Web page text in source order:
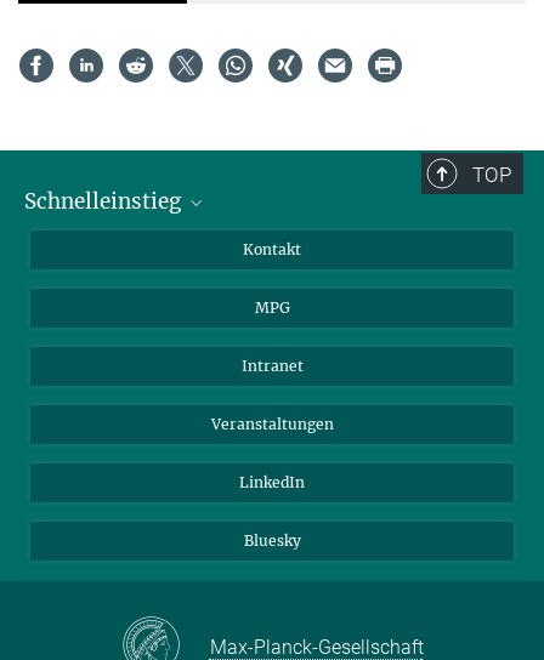
TOP
Schnelleinstieg
Wissenschaftler*innen
Studierende
Bewerber*innen
Kontakt
MPG
Intranet
Veranstaltungen
LinkedIn
Bluesky
Max-Planck-Gesellschaft